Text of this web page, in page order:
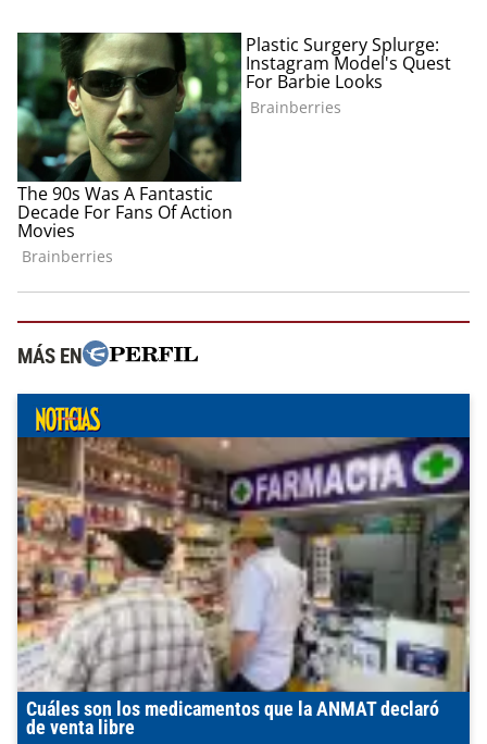
MÁS EN
Cuáles son los medicamentos que la ANMAT declaró
de venta libre